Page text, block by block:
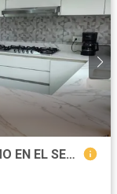
SE VENDE APARTAMENTO AMPLISIMO EN EL SECTOR DEL CABLE CON ASCENSOR